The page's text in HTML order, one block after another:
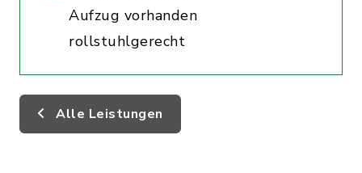
Aufzug vorhanden
rollstuhlgerecht
Alle Leistungen